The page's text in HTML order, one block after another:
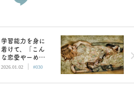
学習能力を身に
着けて、「こん
な恋愛やーめ
た！」と言える
に
2026.01.02 | #030